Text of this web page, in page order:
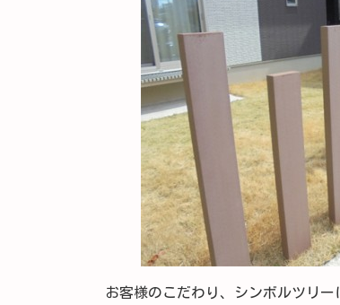
お客様のこだわり、シンボルツリー